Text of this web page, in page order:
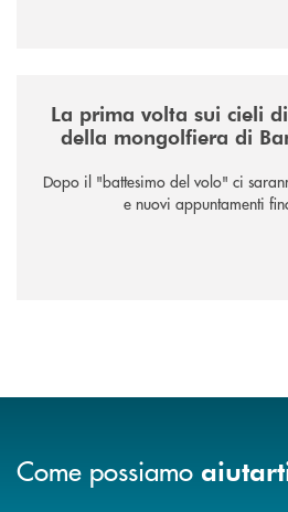
La prima volta sui cieli
della mongolfiera di
Dopo il "battesimo del volo" ci
e nuovi appuntamenti
Come possiamo